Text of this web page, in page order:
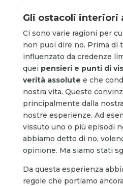
Gli ostacoli interiori
Ci sono varie ragioni per
non puoi dire no. Prima di
influenzato da credenze
quei pensieri e punti di
verità assolute e che
nostra vita. Queste
principalmente dalla
nostre esperienze. Ad
vissuto uno o più episodi
abbiamo detto di no,
opinione. Ma siamo stati
Da questa esperienza
regole che portiamo